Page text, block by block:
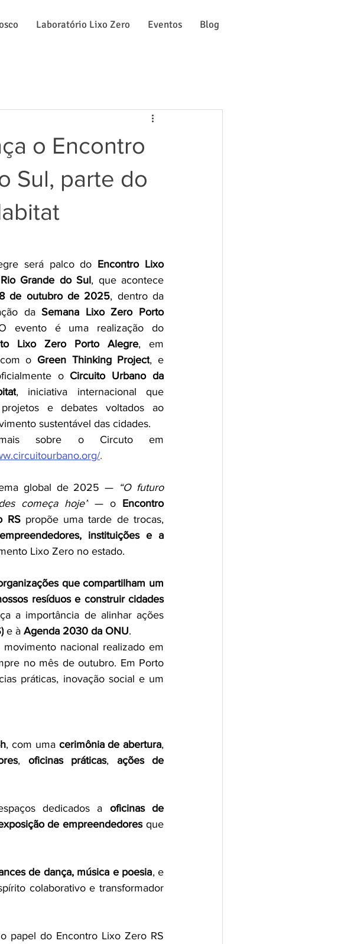
Laboratório Lixo Zero Eventos Blog
o Encontro
Sul, parte do
será palco do Encontro Lixo
Grande do Sul, que acontece
de outubro de 2025, dentro da
da Semana Lixo Zero Porto
Lixo Zero Porto Alegre, em
o Green Thinking Project, e
o Circuito Urbano da
, iniciativa internacional que
e debates voltados ao
sustentável das cidades.
.
global de 2025 —
“O futuro
começa hoje” — o Encontro
RS propõe uma tarde de trocas,
instituições e a
Lixo Zero no estado.
que compartilham um
resíduos e construir cidades
a importância de alinhar ações
e à Agenda 2030 da ONU.
movimento nacional realizado em
no mês de outubro. Em Porto
práticas, inovação social e um
, com uma cerimônia de abertura,
, oficinas práticas, ações de
dedicados a oficinas de
de empreendedores que
de dança, música e poesia, e
colaborativo e transformador
papel do Encontro Lixo Zero RS